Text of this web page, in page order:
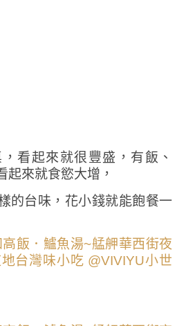
看起來就很豐盛，有飯、
起來就食慾大增，
的台味，花小錢就能飽餐一